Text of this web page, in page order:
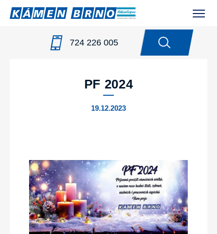
724 226 005
PF 2024
PF 2024
19.12.2023